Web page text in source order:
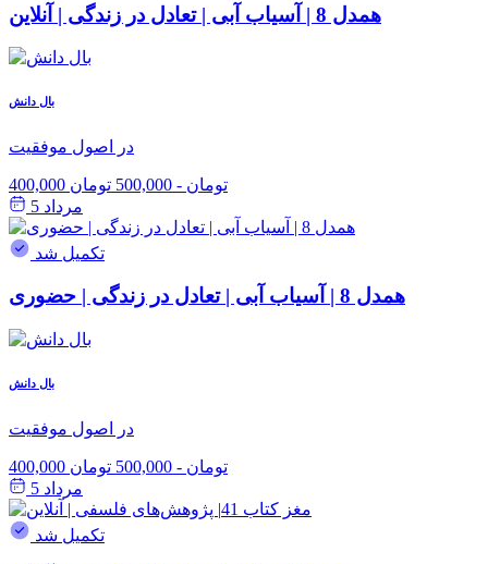
همدل 8 | آسیاب آبی | تعادل در زندگی | آنلاین
بال دانش
در اصول موفقیت
400,000 تومان - 500,000 تومان
مرداد 5
تکمیل شد
همدل 8 | آسیاب آبی | تعادل در زندگی | حضوری
بال دانش
در اصول موفقیت
400,000 تومان - 500,000 تومان
مرداد 5
تکمیل شد